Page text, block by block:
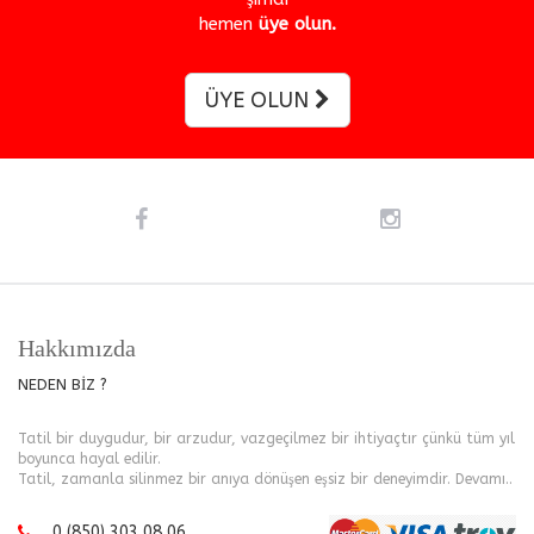
hemen üye olun.
ÜYE OLUN
Hakkımızda
NEDEN BİZ ?
Tatil bir duygudur, bir arzudur, vazgeçilmez bir ihtiyaçtır çünkü tüm yıl
boyunca hayal edilir.
Tatil, zamanla silinmez bir anıya dönüşen eşsiz bir deneyimdir. Devamı..